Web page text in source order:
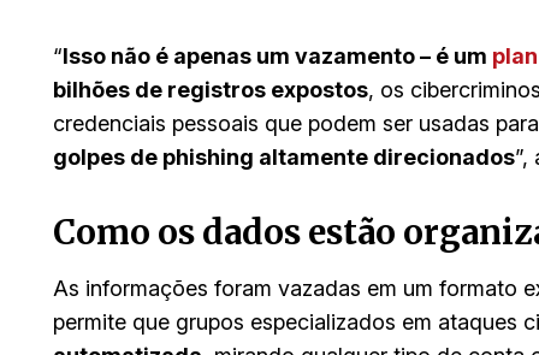
“Isso não é apenas um vazamento – é um
bilhões de registros expostos, os
credenciais pessoais que podem ser usadas
golpes de phishing altamente direcionados”,
Como os dados estão
As informações foram vazadas em um formato
permite que grupos especializados em ataques